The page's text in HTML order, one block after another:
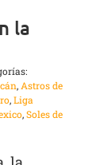
la
, Astros de
,Liga
,Soles de